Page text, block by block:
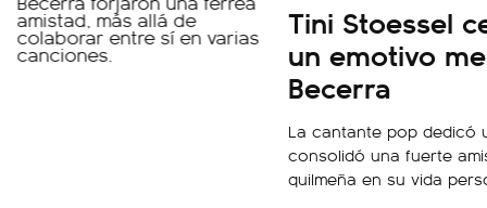
Tini Stoessel
un emotivo
Becerra
La cantante pop dedicó
consolidó una fuerte
quilmeña en su vida